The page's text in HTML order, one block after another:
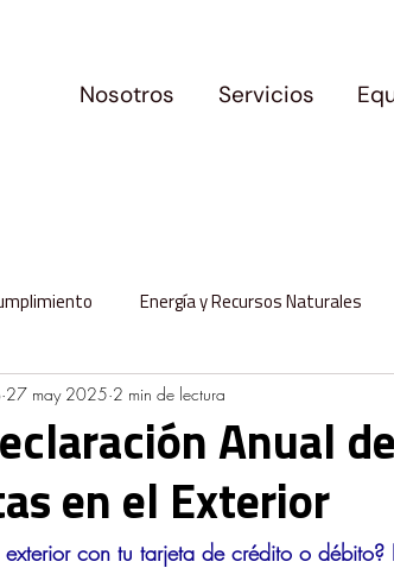
Nosotros Servicios
Energía y Recursos Naturales
Protección de Datos Personales
Familia y Movilidad Logros y Precedentes
Anual
en el Exterior
27 may 2025 2 min de lectura
con tu tarjeta de crédito o